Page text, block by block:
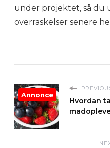
under projektet, så du
overraskelser senere
Hvordan
Annonce